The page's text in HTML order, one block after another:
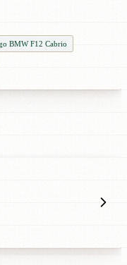
BMW F12 Cabrio